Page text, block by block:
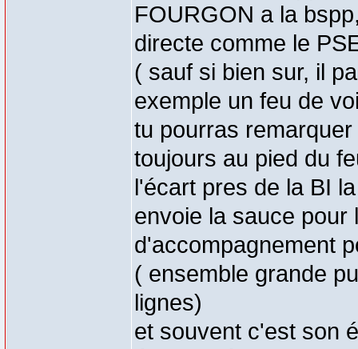
FOURGON a la
directe comme le
( sauf si bien sur, il
exemple un feu de
tu pourras
toujours au pied du
l'écart pres de la BI
envoie la sauce pour
d'accompagnement
( ensemble grande
lignes)
et souvent c'est son